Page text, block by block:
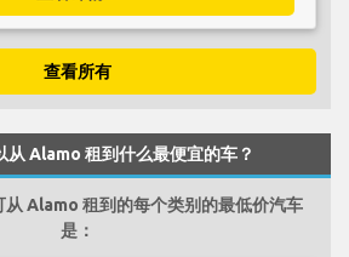
查看所有
Alamo 租到什么最便宜的车？
Alamo 租到的每个类别的最低价汽车
是：